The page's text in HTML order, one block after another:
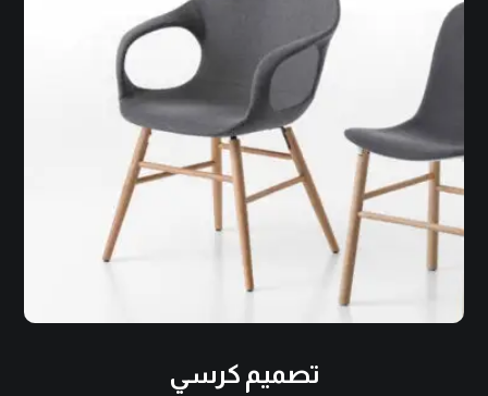
تصميم كرسي